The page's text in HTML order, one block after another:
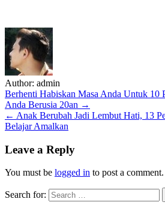
Author: admin
Post
navigation
Berhenti Habiskan Masa Anda Untuk 10
Anda Berusia 20an →
← Anak Berubah Jadi Lembut Hati, 13
Belajar Amalkan
Leave a Reply
You must be logged in to post a comment.
Search for: